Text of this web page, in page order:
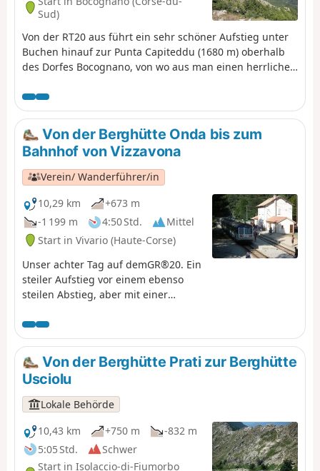
Sud)
Von der RT20 aus führt ein sehr schöner Aufstieg unter
Buchen hinauf zur Punta Capiteddu (1680 m) oberhalb
des Dorfes Bocognano, von wo aus man einen herrlichen
Vizzavona genießen kann.
Von der Berghütte Onda bis zum
Bahnhof von Vizzavona
Verein/ Wanderführer/in
10,29 km
+673 m
-1 199 m
4:50 Std.
Mittel
Start in Vivario (Haute-Corse)
Unser achter Tag auf demGR®20. Ein
steiler Aufstieg vor einem ebenso
steilen Abstieg, aber mit einer
Ankunft in Vizzavona können Sie den
Wasserfall Cascade des Anglais
bewundern.
Von der Berghütte Prati zur Berghütte
Usciolu
Lokale Behörde
10,43 km
+750 m
-832 m
5:05 Std.
Schwer
Start in Isolaccio-di-Fiumorbo